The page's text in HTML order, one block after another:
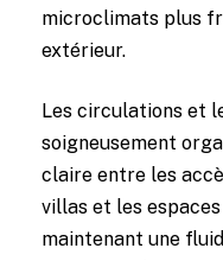
microclimats plus
extérieur.
Les circulations et
soigneusement
claire entre les
villas et les
maintenant une